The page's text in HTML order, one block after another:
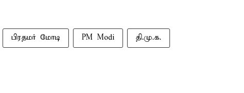
பிரதமர் மோடி PM Modi தி.மு.க.